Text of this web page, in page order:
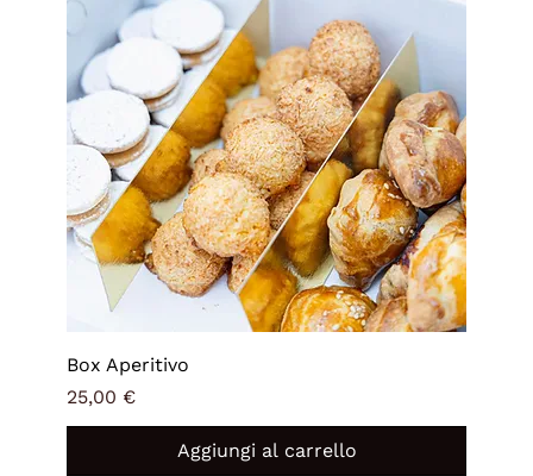
Box Aperitivo
Prezzo
25,00 €
Aggiungi al carrello